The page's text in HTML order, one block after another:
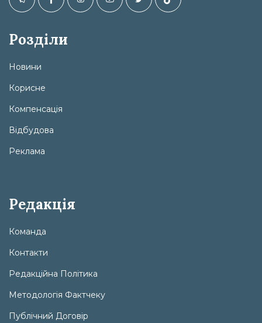
Розділи
Новини
Корисне
Компенсація
Відбудова
Реклама
Редакція
Команда
Контакти
Редакційна Політика
Методологія Фактчеку
Публічний Договір